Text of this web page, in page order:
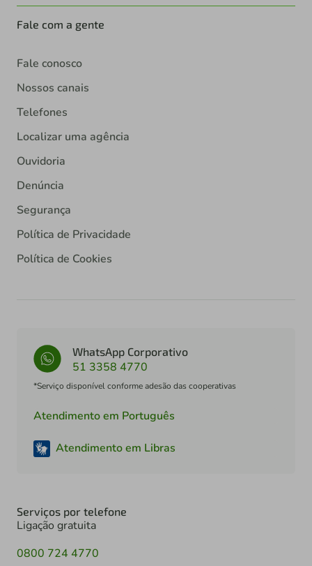
Fale com a gente
Fale conosco
Nossos canais
Telefones
Localizar uma agência
Ouvidoria
Denúncia
Segurança
Política de Privacidade
Política de Cookies
WhatsApp Corporativo
51 3358 4770
*Serviço disponível conforme adesão das cooperativas
Atendimento em Português
Atendimento em Libras
Serviços por telefone
Ligação gratuita
0800 724 4770